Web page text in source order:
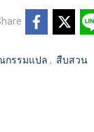
กรรมแปล , สืบสวน